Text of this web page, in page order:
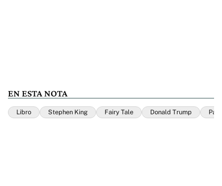
EN ESTA NOTA
Libro Stephen King Fairy Tale Donald Trump